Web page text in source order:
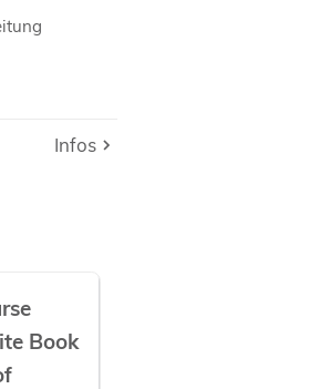
Infos
Infos
Book